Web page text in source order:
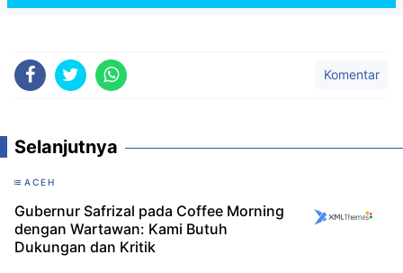
Komentar
Selanjutnya
ACEH
Gubernur Safrizal pada Coffee Morning
dengan Wartawan: Kami Butuh
Dukungan dan Kritik